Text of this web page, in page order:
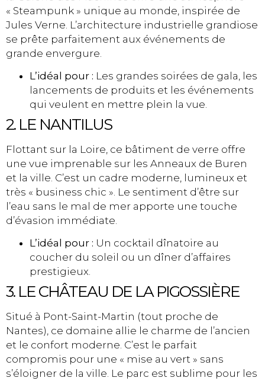
« Steampunk » unique au monde, inspirée de
Jules Verne. L’architecture industrielle grandiose
se prête parfaitement aux événements de
grande envergure.
L’idéal pour : Les grandes soirées de gala, les
lancements de produits et les événements
qui veulent en mettre plein la vue.
2. LE NANTILUS
Flottant sur la Loire, ce bâtiment de verre offre
une vue imprenable sur les Anneaux de Buren
et la ville. C’est un cadre moderne, lumineux et
très « business chic ». Le sentiment d’être sur
l’eau sans le mal de mer apporte une touche
d’évasion immédiate.
L’idéal pour : Un cocktail dînatoire au
coucher du soleil ou un dîner d’affaires
prestigieux.
3. LE CHÂTEAU DE LA PIGOSSIÈRE
Situé à Pont-Saint-Martin (tout proche de
Nantes), ce domaine allie le charme de l’ancien
et le confort moderne. C’est le parfait
compromis pour une « mise au vert » sans
s’éloigner de la ville. Le parc est sublime pour les